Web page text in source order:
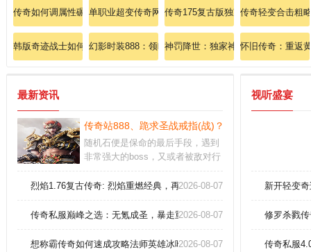
传奇如何调属性碾压祖玛教主的独家技巧？
单职业超变传奇网站新开网传奇175复古版独家攻略：法师地狱
传奇轻变合击粗
韩版奇迹战士如何强化黑龙波技能幻影时装888：领略传奇私服里的至尊奢华
神罚降世：独家神罚传奇私服火爆新
怀旧传奇：重返
最新资讯
传奇站888、跪求圣战戒指(战)？
随机石便是保命的最后手段，遇到
非常强大的boss，又或者被敌对行
事为背景，提供波澜壮阔的冒险体
而且前期单体BOSS也是没那么大
烈焰1.76复古传奇: 烈焰重燃经典，再续1.76版本私服的终极争霸！
2026-08-07
传奇私服巅峰之选：无氪成圣，暴走重临箭箭穿心！
2026-08-07
想称霸传奇如何速成攻略法师英雄冰咆哮术！
2026-08-07
视听盛宴
新开轻变
修罗杀戮
传奇私服